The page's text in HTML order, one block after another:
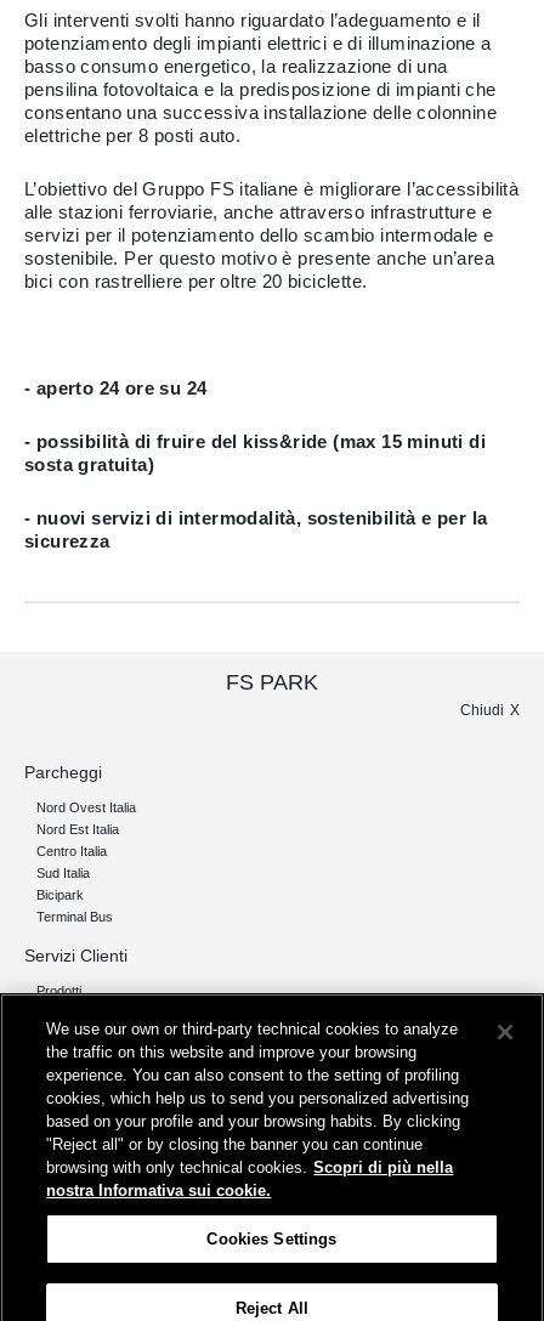
Gli interventi svolti hanno riguardato l’adeguamento e il
potenziamento degli impianti elettrici e di illuminazione a
basso consumo energetico, la realizzazione di una
pensilina fotovoltaica e la predisposizione di impianti che
consentano una successiva installazione delle colonnine
elettriche per 8 posti auto.
L’obiettivo del Gruppo FS italiane è migliorare l’accessibilità
alle stazioni ferroviarie, anche attraverso infrastrutture e
servizi per il potenziamento dello scambio intermodale e
sostenibile. Per questo motivo è presente anche un’area
bici con rastrelliere per oltre 20 biciclette.
- aperto 24 ore su 24
- possibilità di fruire del kiss&ride (max 15 minuti di
sosta gratuita)
- nuovi servizi di intermodalità, sostenibilità e per la
sicurezza
FS PARK
Chiudi
Parcheggi
Nord Ovest Italia
Nord Est Italia
Centro Italia
Sud Italia
Bicipark
Terminal Bus
Servizi Clienti
Prodotti
Chi siamo
Organizzazione e Governance
I nostri pilastri
Info
Protezione Dati Personali
We use our own or third-party technical cookies to analyze
the traffic on this website and improve your browsing
experience. You can also consent to the setting of profiling
cookies, which help us to send you personalized advertising
based on your profile and your browsing habits. By clicking
"Reject all" or by closing the banner you can continue
browsing with only technical cookies. Scopri di più nella
nostra Informativa sui cookie.
Cookies Settings
Reject All